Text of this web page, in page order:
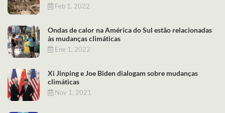
Feb 1, 2022
Ondas de calor na América do Sul estão relacionadas
às mudanças climáticas
Ene 1, 2022
Xi Jinping e Joe Biden dialogam sobre mudanças
climáticas
Nov 1, 2021